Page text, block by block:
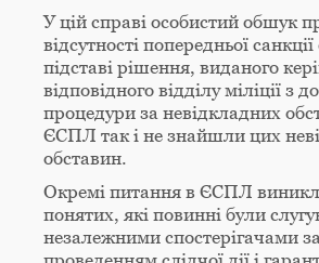
У цій справі особистий обшук
відсутності попередньої
підставі рішення, виданого
відповідного відділу міліції з
процедури за невідкладних
ЄСПЛ так і не знайшли цих
обставин.
Окремі питання в ЄСПЛ
понятих, які повинні були
незалежними спостерігачами за